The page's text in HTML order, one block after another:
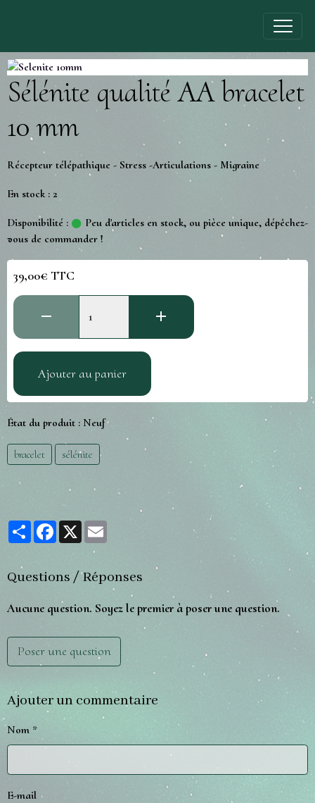
Sélénite qualité AA bracelet
10 mm
Récepteur télépathique - Stress -Articulations - Migraine
En stock : 2
Disponibilité :
Peu d'articles en stock, ou pièce unique, dépêchez-
vous de commander !
39,00€ TTC
Ajouter au panier
État du produit : Neuf
bracelet sélénite
PartagerFacebook
X
Questions / Réponses
Aucune question. Soyez le premier à poser une question.
Poser une question
Ajouter un commentaire
Nom
E-mail